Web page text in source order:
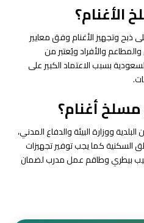
وتجهيز الأغنام وفق معايير
والأفراد ويُعتبر من
بسبب الاعتماد الكبير على
أغنام؟
ووزارة البيئة والدفاع المدني،
السكنية كما يجب توفير تجهيزات
بيطري وطاقم عمل مدرب لضمان